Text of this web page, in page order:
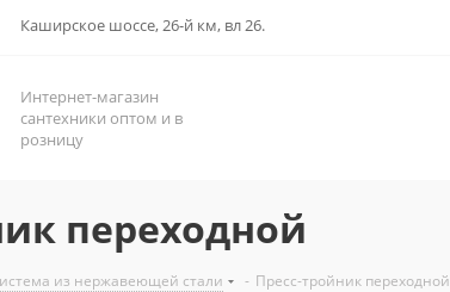
Каширское шоссе, 26-й км, вл 26.
Интернет-магазин
сантехники оптом и в
розницу
переходной
из нержавеющей стали - Пресс-тройник переходной